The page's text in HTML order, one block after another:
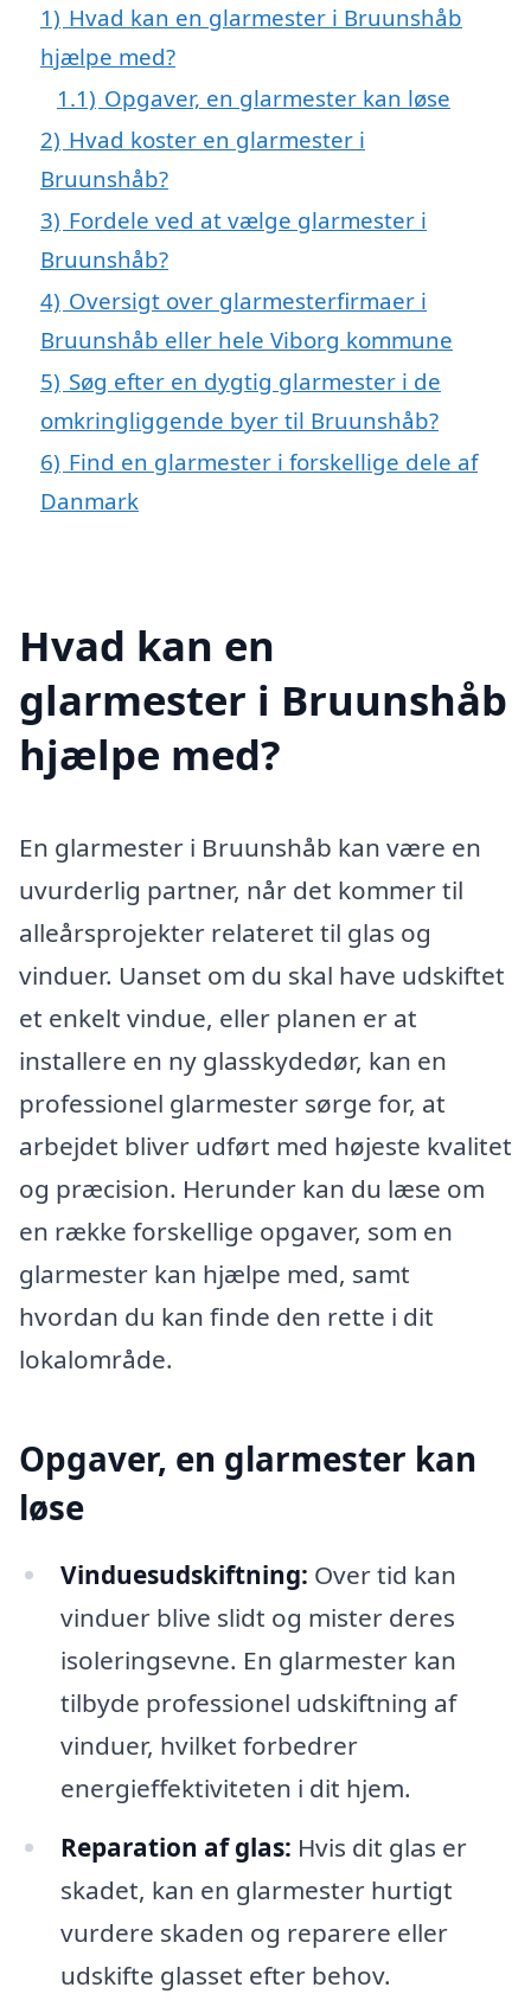
1) Hvad kan en glarmester i Bruunshåb
hjælpe med?
1.1) Opgaver, en glarmester kan løse
2) Hvad koster en glarmester i
Bruunshåb?
3) Fordele ved at vælge glarmester i
Bruunshåb?
4) Oversigt over glarmesterfirmaer i
Bruunshåb eller hele Viborg kommune
5) Søg efter en dygtig glarmester i de
omkringliggende byer til Bruunshåb?
6) Find en glarmester i forskellige dele af
Danmark
Hvad kan en
glarmester i Bruunshåb
hjælpe med?
En glarmester i Bruunshåb kan være en
uvurderlig partner, når det kommer til
alleårsprojekter relateret til glas og
vinduer. Uanset om du skal have udskiftet
et enkelt vindue, eller planen er at
installere en ny glasskydedør, kan en
professionel glarmester sørge for, at
arbejdet bliver udført med højeste kvalitet
og præcision. Herunder kan du læse om
en række forskellige opgaver, som en
glarmester kan hjælpe med, samt
hvordan du kan finde den rette i dit
lokalområde.
Opgaver, en glarmester kan
løse
Vinduesudskiftning: Over tid kan
vinduer blive slidt og mister deres
isoleringsevne. En glarmester kan
tilbyde professionel udskiftning af
vinduer, hvilket forbedrer
energieffektiviteten i dit hjem.
Reparation af glas: Hvis dit glas er
skadet, kan en glarmester hurtigt
vurdere skaden og reparere eller
udskifte glasset efter behov.